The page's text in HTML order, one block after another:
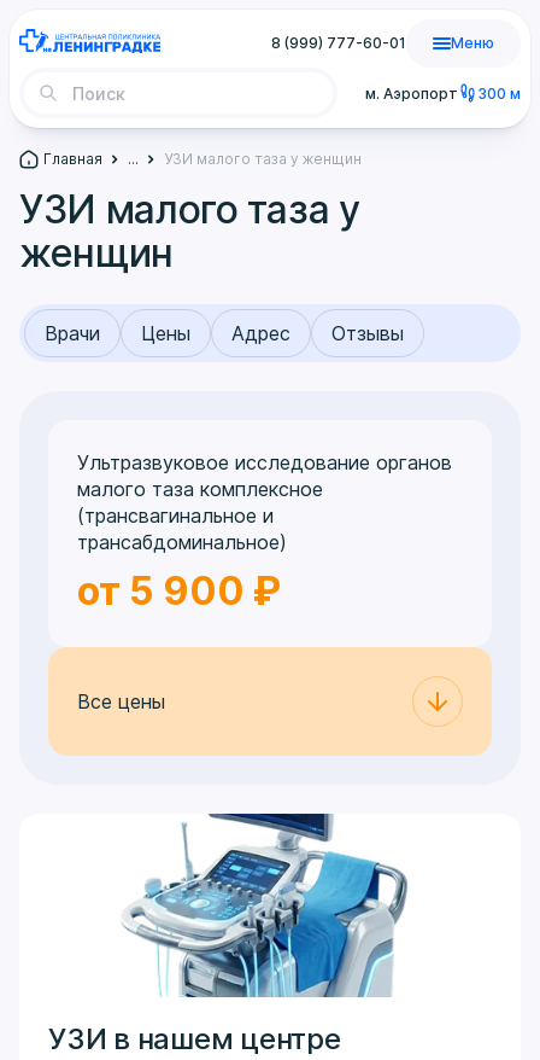
м. Аэропорт 300 м
8 (999) 777-60-01 Меню
Главная ... УЗИ малого таза у женщин
УЗИ малого таза у
женщин
Врачи Цены Адрес Отзывы
Ультразвуковое исследование органов
малого таза комплексное
(трансвагинальное и
трансабдоминальное)
от 5 900 ₽
Все цены
УЗИ в нашем центре